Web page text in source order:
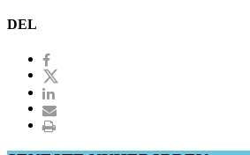
DEL